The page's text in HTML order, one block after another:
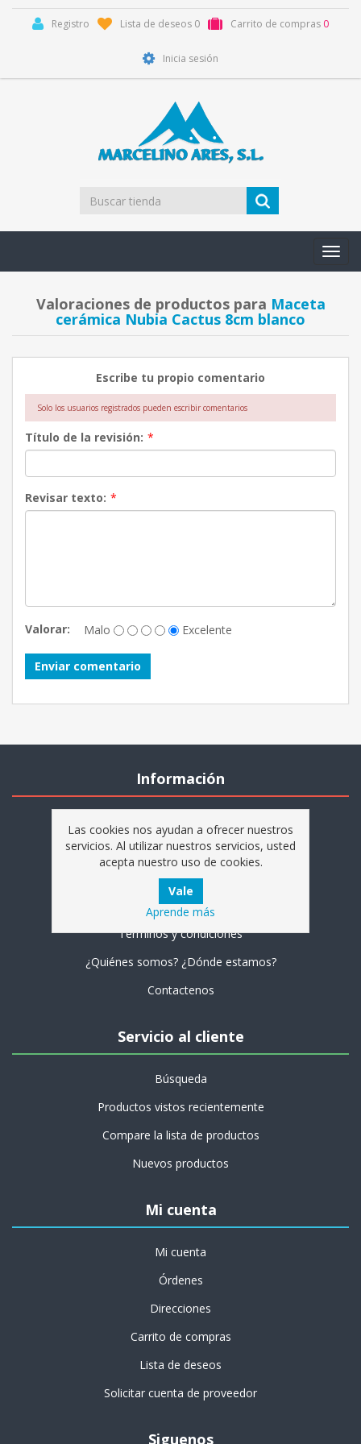
Registro Lista de deseos 0 Carrito de compras 0
Inicia sesión
Valoraciones de productos para Maceta
cerámica Nubia Cactus 8cm blanco
Escribe tu propio comentario
Solo los usuarios registrados pueden escribir comentarios
Título de la revisión: *
Revisar texto: *
Valorar: Malo Excelente
Enviar comentario
Información
Nuestras tiendas
Envío y Entrega
Aviso Legal
Términos y condiciones
¿Quiénes somos? ¿Dónde estamos?
Contactenos
Servicio al cliente
Búsqueda
Productos vistos recientemente
Compare la lista de productos
Nuevos productos
Mi cuenta
Mi cuenta
Órdenes
Direcciones
Carrito de compras
Lista de deseos
Solicitar cuenta de proveedor
Siguenos
Las cookies nos ayudan a ofrecer nuestros
servicios. Al utilizar nuestros servicios, usted
acepta nuestro uso de cookies.
Aprende más